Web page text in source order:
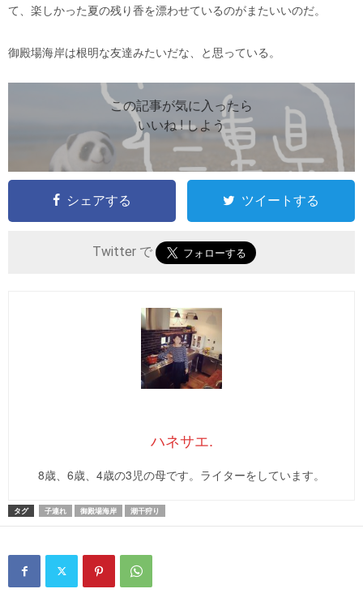
て、楽しかった夏の残り香を漂わせているのがまたいいのだ。
御殿場海岸は根明な友達みたいだな、と思っている。
この記事が気に入ったら
いいね ! しよう
シェアする ツイートする
Twitter で
ハネサエ.
8歳、6歳、4歳の3児の母です。ライターをしています。
タグ 子連れ 御殿場海岸 潮干狩り